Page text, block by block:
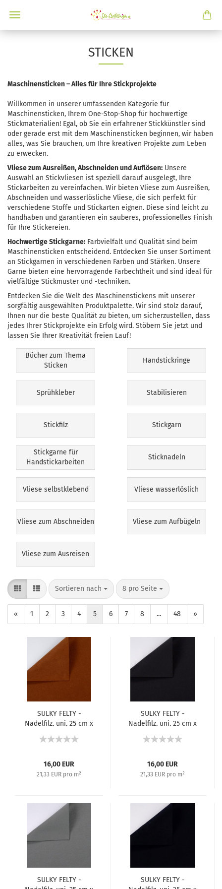
STICKEN
Maschinensticken – Alles für Ihre Stickprojekte
Willkommen in unserer umfassenden Kategorie für
Maschinensticken, Ihrem One-Stop-Shop für hochwertige
Stickmaterialien! Egal, ob Sie ein erfahrener Stickkünstler sind
oder gerade erst mit dem Maschinensticken beginnen, wir haben
alles, was Sie brauchen, um Ihre kreativen Projekte zum Leben
zu erwecken.
Vliese zum Ausreißen, Abschneiden und Auflösen: Unsere
Auswahl an Stickvliesen ist speziell darauf ausgelegt, Ihre
Stickarbeiten zu vereinfachen. Wir bieten Vliese zum Ausreißen,
Abschneiden und wasserlösliche Vliese, die sich perfekt für
verschiedene Stoffe und Stickarten eignen. Diese sind leicht zu
handhaben und garantieren ein sauberes, professionelles Finish
für Ihre Stickereien.
Hochwertige Stickgarne: Farbvielfalt und Qualität sind beim
Maschinensticken entscheidend. Entdecken Sie unser Sortiment
an Stickgarnen in verschiedenen Farben und Stärken. Unsere
Garne bieten eine hervorragende Farbechtheit und sind ideal für
vielfältige Stickmuster und -techniken.
Entdecken Sie die Welt des Maschinenstickens mit unserer
sorgfältig ausgewählten Produktpalette. Wir sind stolz darauf,
Ihnen nur die beste Qualität zu bieten, um sicherzustellen, dass
jedes Ihrer Stickprojekte ein Erfolg wird. Stöbern Sie jetzt und
lassen Sie Ihrer Kreativität freien Lauf!
Bücher zum Thema
Sticken
Handstickringe
Sprühkleber Stabilisieren
Stickfilz Stickgarn
Stickgarne für
Handstickarbeiten
Sticknadeln
Vliese selbstklebend Vliese wasserlöslich
Vliese zum Abschneiden Vliese zum Aufbügeln
Vliese zum Ausreisen
Sortieren nach 8 pro Seite
« 1 2 3 4 5 6 7 8 ... 48 »
SULKY FELTY -
Nadelfilz, uni, 25 cm x
16,00 EUR
21,33 EUR pro m²
SULKY FELTY -
Nadelfilz, uni, 25 cm x
16,00 EUR
21,33 EUR pro m²
SULKY FELTY -
SULKY FELTY -